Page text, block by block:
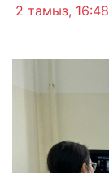
2 тамыз, 16:48